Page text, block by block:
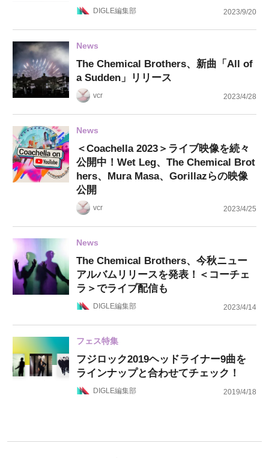
DIGLE編集部 2023/9/20
News
The Chemical Brothers、新曲「All of
a Sudden」リリース
vcr 2023/4/28
News
＜Coachella 2023＞ライブ映像を続々
公開中！Wet Leg、The Chemical Brot
hers、Mura Masa、Gorillazらの映像
公開
vcr 2023/4/25
News
The Chemical Brothers、今秋ニュー
アルバムリリースを発表！＜コーチェ
ラ＞でライブ配信も
DIGLE編集部 2023/4/14
フェス特集
フジロック2019ヘッドライナー9曲を
ラインナップと合わせてチェック！
DIGLE編集部 2019/4/18